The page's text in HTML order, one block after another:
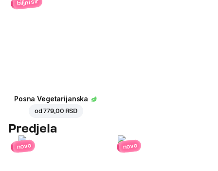
biljni sir
Posna Vegetarijanska
od779,00 RSD
Predjela
novo novo